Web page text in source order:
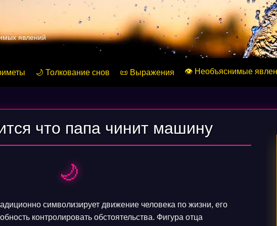
явлений
🌙 Толкование снов 📜 Выражения 👁️ Необъяснимые
что папа чинит машину
🌙
символизирует движение человека по жизни, его
контролировать обстоятельства. Фигура отца